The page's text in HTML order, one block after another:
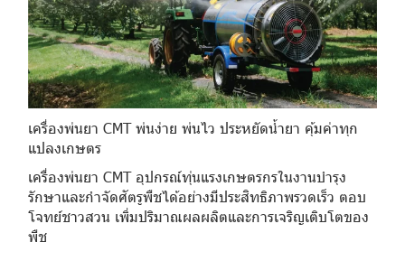
เครื่องพ่นยา CMT พ่นง่าย พ่นไว ประหยัดน้ำยา คุ้มค่าทุก
แปลงเกษตร
เครื่องพ่นยา CMT อุปกรณ์ทุ่นแรงเกษตรกรในงานบำรุง
รักษาและกำจัดศัตรูพืชได้อย่างมีประสิทธิภาพรวดเร็ว ตอบ
โจทย์ชาวสวน เพิ่มปริมาณผลผลิตและการเจริญเติบโตของ
พืช